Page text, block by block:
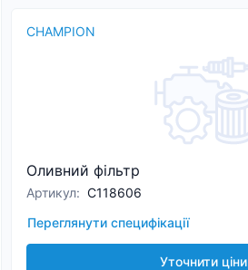
CHAMPION
Оливний фільтр
Артикул: C118606
Переглянути специфікації
Уточнити ціни